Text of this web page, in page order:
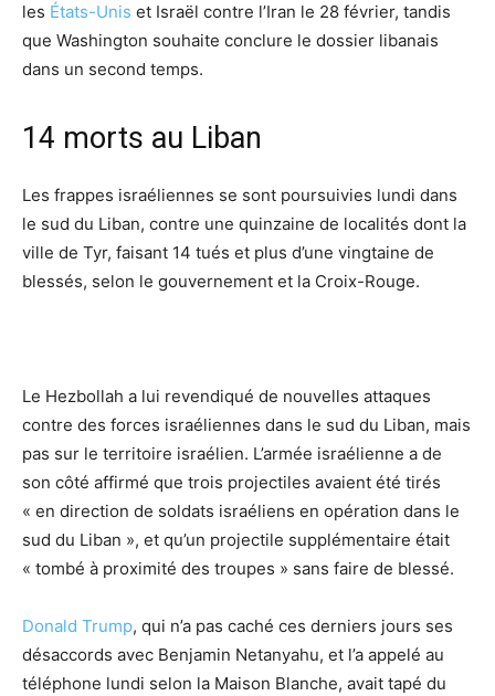
les États-Unis et Israël contre l’Iran le 28 février, tandis
que Washington souhaite conclure le dossier libanais
dans un second temps.
14 morts au Liban
Les frappes israéliennes se sont poursuivies lundi dans
le sud du Liban, contre une quinzaine de localités dont la
ville de Tyr, faisant 14 tués et plus d’une vingtaine de
blessés, selon le gouvernement et la Croix-Rouge.
Le Hezbollah a lui revendiqué de nouvelles attaques
contre des forces israéliennes dans le sud du Liban, mais
pas sur le territoire israélien. L’armée israélienne a de
son côté affirmé que trois projectiles avaient été tirés
« en direction de soldats israéliens en opération dans le
sud du Liban », et qu’un projectile supplémentaire était
« tombé à proximité des troupes » sans faire de blessé.
Donald Trump, qui n’a pas caché ces derniers jours ses
désaccords avec Benjamin Netanyahu, et l’a appelé au
téléphone lundi selon la Maison Blanche, avait tapé du